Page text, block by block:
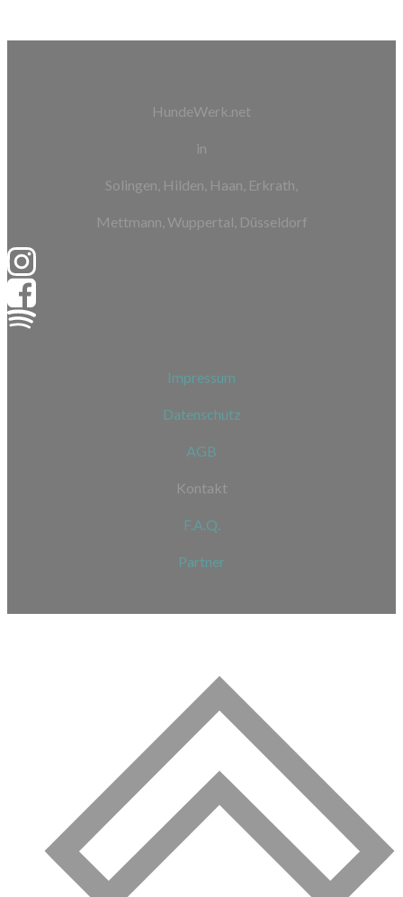
HundeWerk.net
in
Solingen, Hilden, Haan, Erkrath,
Mettmann, Wuppertal, Düsseldorf
Impressum
Datenschutz
AGB
Kontakt
F.A.Q.
Partner